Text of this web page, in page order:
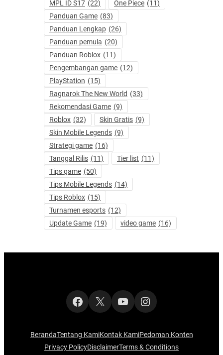
MPL ID S17 (22) One Piece (11)
Panduan Game (83)
Panduan Lengkap (26)
Panduan pemula (20)
Panduan Roblox (11)
Pengembangan game (12)
PlayStation (15)
Ragnarok The New World (33)
Rekomendasi Game (9)
Roblox (32) Skin Gratis (9)
Skin Mobile Legends (9)
Strategi game (16)
Tanggal Rilis (11) Tier list (11)
Tips game (50)
Tips Mobile Legends (14)
Tips Roblox (15)
Turnamen esports (12)
Update Game (19) video game (16)
Facebook
X YouTubeInstagram
BerandaTentang KamiKontak KamiPedoman Konten
Privacy PolicyDisclaimerTerms & Conditions